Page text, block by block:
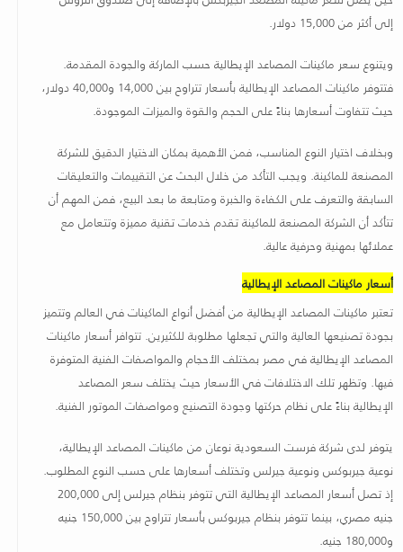
إلى أكثر من 15,000 دولار
.
ويتنوع سعر ماكينات المصاعد الإيطالية حسب الماركة والجودة المقدمة.
فتتوفر ماكينات المصاعد الإيطالية بأسعار تتراوح بين 14,000 و40,000 دولار،
حيث تتفاوت أسعارها بناءً على الحجم والقوة والميزات الموجودة.
وبخلاف اختيار النوع المناسب، فمن الأهمية بمكان الاختيار الدقيق للشركة
المصنعة للماكينة. ويجب التأكد من خلال البحث عن التقييمات والتعليقات
السابقة والتعرف على الكفاءة والخبرة ومتابعة ما بعد البيع، فمن المهم أن
تتأكد أن الشركة المصنعة للماكينة تقدم خدمات تقنية مميزة وتتعامل مع
عملائها بمهنية وحرفية عالية.
أسعار ماكينات المصاعد الإيطالية
تعتبر ماكينات المصاعد الإيطالية من أفضل أنواع الماكينات في العالم وتتميز
بجودة تصنيعها العالية والتي تجعلها مطلوبة للكثيرين. تتوافر أسعار ماكينات
المصاعد الإيطالية في مصر بمختلف الأحجام والمواصفات الفنية المتوفرة
فيها. وتظهر تلك الاختلافات في الأسعار حيث يختلف سعر المصاعد
الإيطالية بناءً على نظام حركتها وجودة التصنيع ومواصفات الموتور الفنية.
يتوفر لدى شركة فرست السعودية نوعان من ماكينات المصاعد الإيطالية،
نوعية جيربوكس ونوعية جيرلس وتختلف أسعارها على حسب النوع المطلوب.
إذ تصل أسعار المصاعد الإيطالية التي تتوفر بنظام جيرلس إلى 200,000
جنيه مصري، بينما تتوفر بنظام جيربوكس بأسعار تتراوح بين 150,000 جنيه
و180,000 جنيه
.